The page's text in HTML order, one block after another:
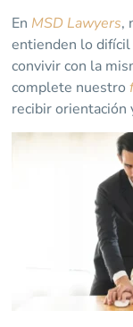
En MSD Lawyers,
entienden lo
convivir con la
complete nuestro
recibir orientación